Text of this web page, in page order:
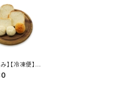
】【冷凍便】プ
ンセット